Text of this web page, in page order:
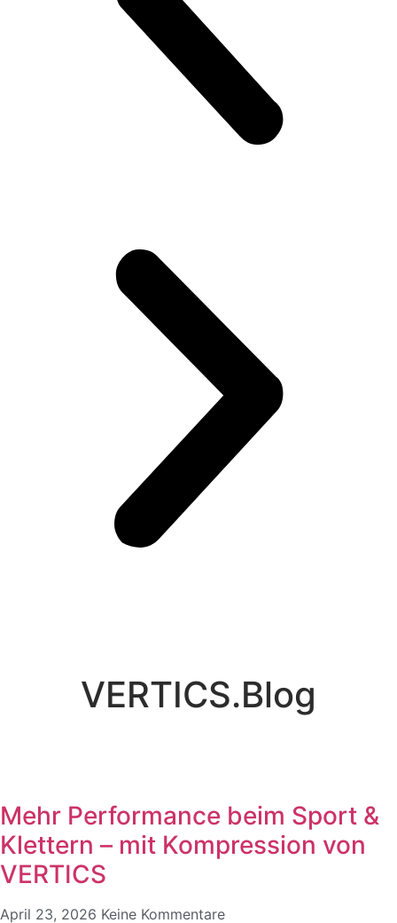
VERTICS.Blog
Mehr Performance beim Sport &
Klettern – mit Kompression von
VERTICS
April 23, 2026 Keine Kommentare